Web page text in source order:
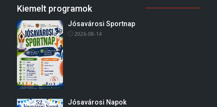
Kiemelt programok
Jósavárosi Sportnap
2026-08-14
Jósavárosi Napok